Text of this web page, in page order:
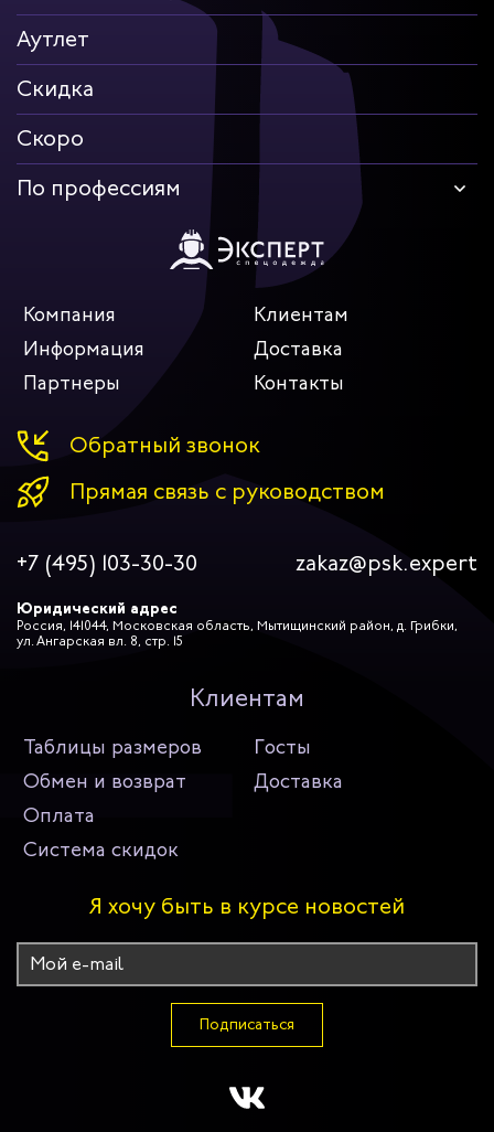
Аутлет
Скидка
Скоро
По профессиям
Компания
Клиентам
Информация
Доставка
Партнеры
Контакты
Обратный звонок
Прямая связь с руководством
+7 (495) 103-30-30 zakaz@psk.expert
Юридический адрес
Россия, 141044, Московская область, Мытищинский район, д. Грибки,
ул. Ангарская вл. 8, стр. 15
Клиентам
Таблицы размеров
Госты
Обмен и возврат
Доставка
Оплата
Система скидок
Я хочу быть в курсе новостей
Подписаться